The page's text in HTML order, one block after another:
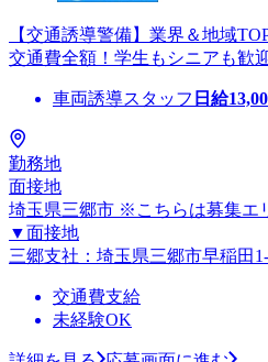
【交通誘導警備】業界＆地域
交通費全額！学生もシニアも歓
車両誘導スタッフ 日給
勤務地
面接地
埼玉県三郷市 ※こちらは募集エ
▼面接地
三郷支社：埼玉県三郷市早稲田
交通費支給
未経験OK